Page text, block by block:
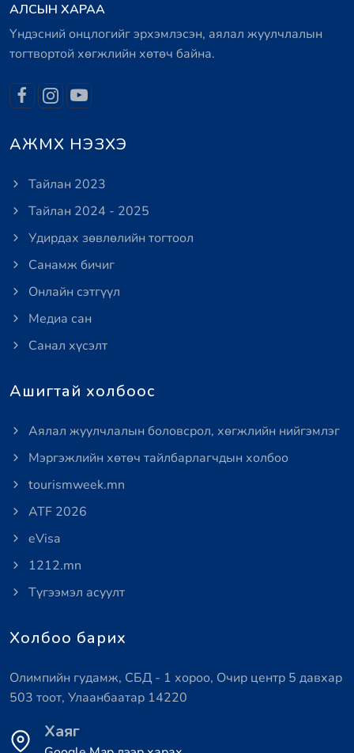
АЛСЫН ХАРАА
Үндэсний онцлогийг эрхэмлэсэн, аялал жуулчлалын
тогтвортой хөгжлийн хөтөч байна.
АЖМХ НЭЗХЭ
Тайлан 2023
Тайлан 2024 - 2025
Удирдах зөвлөлийн тогтоол
Санамж бичиг
Онлайн сэтгүүл
Медиа сан
Санал хүсэлт
Ашигтай холбоос
Аялал жуулчлалын боловсрол, хөгжлийн нийгэмлэг
Мэргэжлийн хөтөч тайлбарлагчдын холбоо
tourismweek.mn
ATF 2026
eVisa
1212.mn
Түгээмэл асуулт
Холбоо барих
Олимпийн гудамж, СБД - 1 хороо, Очир центр 5 давхар
503 тоот, Улаанбаатар 14220
Хаяг